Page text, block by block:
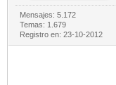
Mensajes: 5.172
Temas: 1.679
Registro en: 23-10-2012